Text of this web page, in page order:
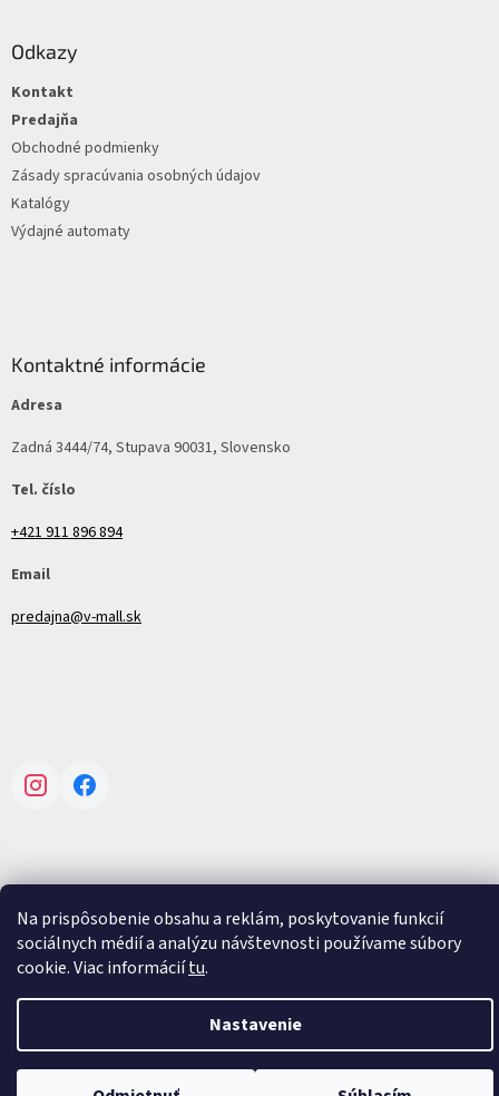
Na prispôsobenie obsahu a reklám, poskytovanie funkcií
sociálnych médií a analýzu návštevnosti používame súbory
cookie. Viac informáciítu.
Nastavenie
Odkazy
Kontakt
Predajňa
Obchodné podmienky
Zásady spracúvania osobných údajov
Katalógy
Výdajné automaty
Kontaktné informácie
Adresa
Zadná 3444/74, Stupava 90031, Slovensko
Tel. číslo
+421 911 896 894
Email
predajna@v-mall.sk
InstagramFacebook
Vytvoril Shoptet
cookies